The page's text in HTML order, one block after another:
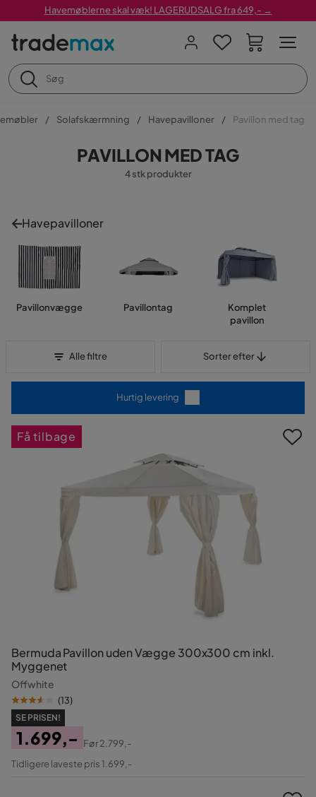
Havemøblerne skal væk! LAGERUDSALG fra 649,- →
Solafskærmning Havepavilloner Pavillon med tag
PAVILLON MED TAG
4 stk produkter
Havepavilloner
Pavillonvægge Pavillontag
Komplet
pavillon
Alle filtre Sorter efter
Hurtig levering
Bermuda Pavillon uden Vægge 300x300 cm inkl.
Myggenet
Offwhite
(13)
SE PRISEN!
Pris
1.699,-
Original
Før2.799,-
Tidligere laveste pris 1.699,-
Få tilbage